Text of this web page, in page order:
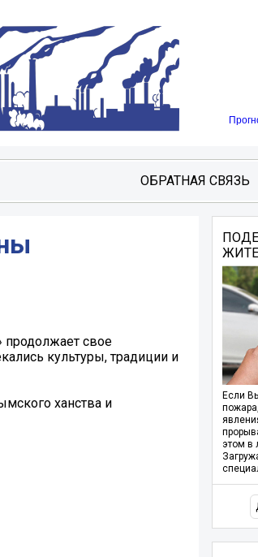
ОБРАТНАЯ СВЯЗЬ
продолжает свое
культуры, традиции и
ханства и
Если
этом в